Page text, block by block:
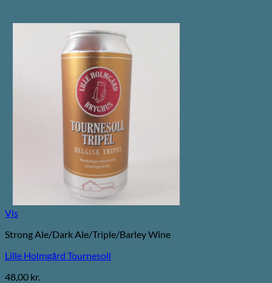
Vis
Strong Ale/Dark Ale/Triple/Barley Wine
Lille Holmgård Tournesoll
48,00 kr.